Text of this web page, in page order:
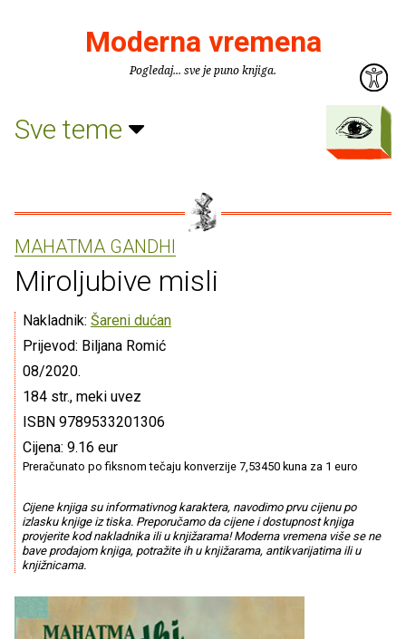
Moderna vremena
Pogledaj... sve je puno knjiga.
Sve teme
MAHATMA GANDHI
Miroljubive misli
Nakladnik: Šareni dućan
Prijevod: Biljana Romić
08/2020.
184 str., meki uvez
ISBN 9789533201306
Cijena: 9.16 eur
Preračunato po fiksnom tečaju konverzije 7,53450 kuna za 1 euro
Cijene knjiga su informativnog karaktera, navodimo prvu cijenu po
izlasku knjige iz tiska. Preporučamo da cijene i dostupnost knjiga
provjerite kod nakladnika ili u knjižarama! Moderna vremena više se ne
bave prodajom knjiga, potražite ih u knjižarama, antikvarijatima ili u
knjižnicama.